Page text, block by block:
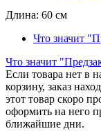
Длина: 60 см
Что значит
Что значит
Если товара нет в
корзину, заказ
этот товар скоро
оформить на него
ближайшие дни.